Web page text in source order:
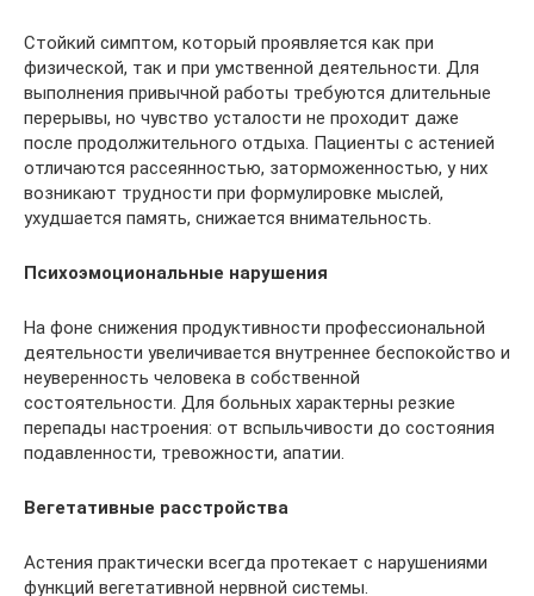
Стойкий симптом, который проявляется как при
физической, так и при умственной деятельности. Для
выполнения привычной работы требуются длительные
перерывы, но чувство усталости не проходит даже
после продолжительного отдыха. Пациенты с астенией
отличаются рассеянностью, заторможенностью, у них
возникают трудности при формулировке мыслей,
ухудшается память, снижается внимательность.
Психоэмоциональные нарушения
На фоне снижения продуктивности профессиональной
деятельности увеличивается внутреннее беспокойство и
неуверенность человека в собственной
состоятельности. Для больных характерны резкие
перепады настроения: от вспыльчивости до состояния
подавленности, тревожности, апатии.
Вегетативные расстройства
Астения практически всегда протекает с нарушениями
функций вегетативной нервной системы.